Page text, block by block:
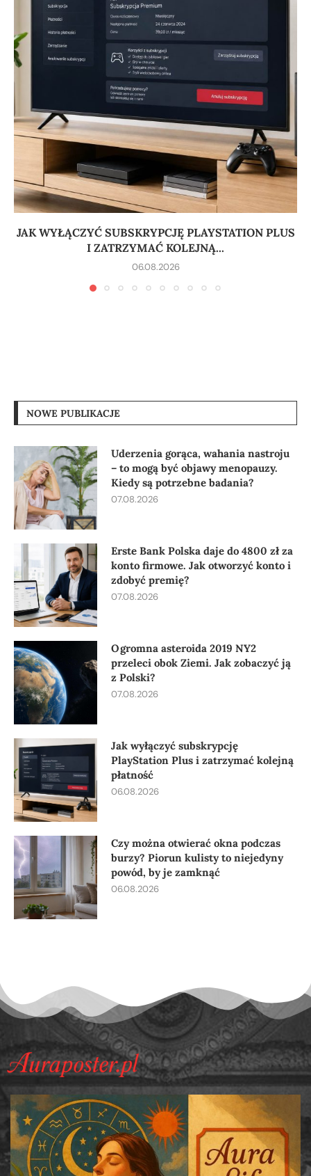
JAK WYŁĄCZYĆ SUBSKRYPCJĘ PLAYSTATION PLUS
I ZATRZYMAĆ KOLEJNĄ...
06.08.2026
NOWE PUBLIKACJE
Uderzenia gorąca, wahania nastroju
– to mogą być objawy menopauzy.
Kiedy są potrzebne badania?
07.08.2026
Erste Bank Polska daje do 4800 zł za
konto firmowe. Jak otworzyć konto i
zdobyć premię?
07.08.2026
Ogromna asteroida 2019 NY2
przeleci obok Ziemi. Jak zobaczyć ją
z Polski?
07.08.2026
Jak wyłączyć subskrypcję
PlayStation Plus i zatrzymać kolejną
płatność
06.08.2026
Czy można otwierać okna podczas
burzy? Piorun kulisty to niejedyny
powód, by je zamknąć
06.08.2026